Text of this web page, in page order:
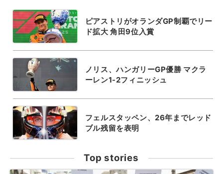
ピアストリがオランダGP制覇でリー
ド拡大 角田9位入賞
ノリス、ハンガリーGP優勝 マクラ
ーレン1-2フィニッシュ
フェルスタッペン、26年までレッド
ブル残留を表明
Top stories